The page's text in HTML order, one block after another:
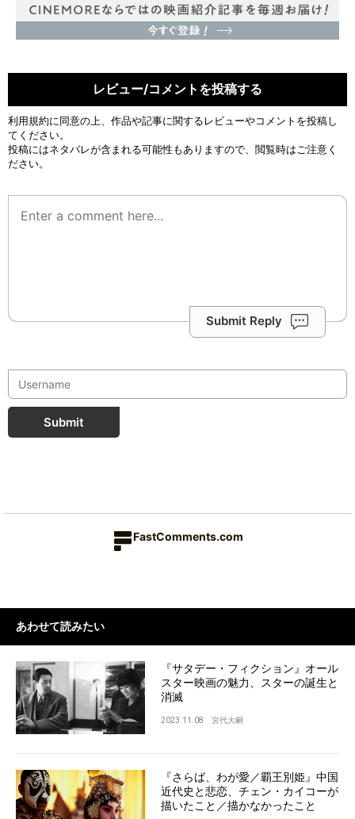
レビュー/コメントを投稿する
利用規約に同意の上、作品や記事に関するレビューやコメントを投稿し
てください。
投稿にはネタバレが含まれる可能性もありますので、閲覧時はご注意く
ださい。
Submit Reply
Submit
FastComments.com
あわせて読みたい
『サタデー・フィクション』オール
スター映画の魅力、スターの誕生と
消滅
2023.11.08 宮代大嗣
『さらば、わが愛／覇王別姫』中国
近代史と悲恋、チェン・カイコーが
描いたこと／描かなかったこと